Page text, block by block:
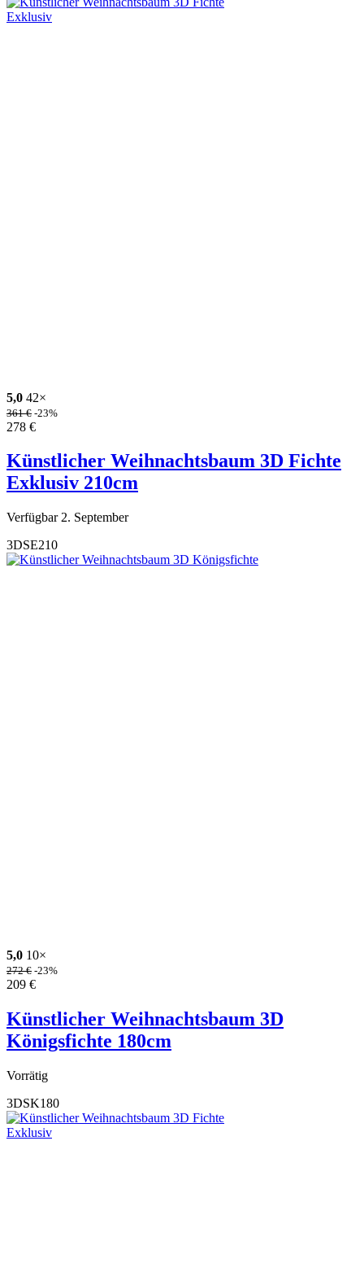
5,0 42×
361€ -23%
278 €
Künstlicher Weihnachtsbaum 3D Fichte
Exklusiv 210cm
Verfügbar 2. September
3DSE210
5,0 10×
272€ -23%
209 €
Künstlicher Weihnachtsbaum 3D
Königsfichte 180cm
Vorrätig
3DSK180